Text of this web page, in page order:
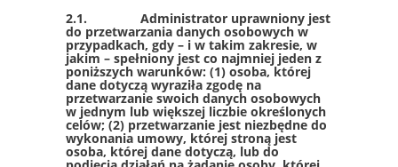
2.1. Administrator uprawniony jest
do przetwarzania danych osobowych w
przypadkach, gdy – i w takim zakresie, w
jakim – spełniony jest co najmniej jeden z
poniższych warunków: (1) osoba, której
dane dotyczą wyraziła zgodę na
przetwarzanie swoich danych osobowych
w jednym lub większej liczbie określonych
celów; (2) przetwarzanie jest niezbędne do
wykonania umowy, której stroną jest
osoba, której dane dotyczą, lub do